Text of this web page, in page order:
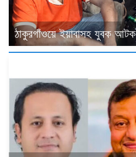
ঠাকুরগাঁওয়ে ইয়াবাসহ যুবক আটক